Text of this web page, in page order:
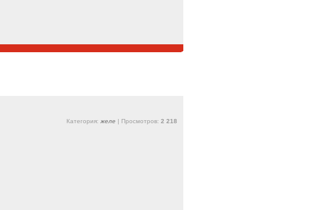
Категория: желе | Просмотров: 2 218